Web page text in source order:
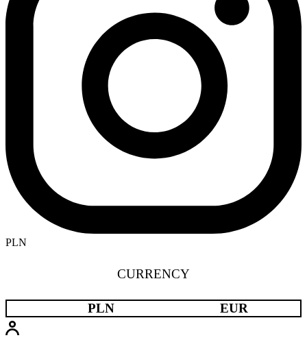
PLN
CURRENCY
PLN EUR